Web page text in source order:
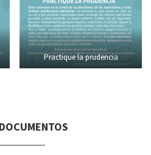
Practique la prudencia